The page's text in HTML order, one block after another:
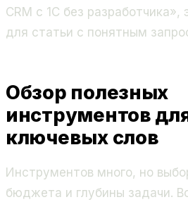
CRM с 1С без разработчика»,
для статьи с понятным
Обзор полезных
инструментов
ключевых слов
Инструментов много, но
бюджета и глубины задачи.